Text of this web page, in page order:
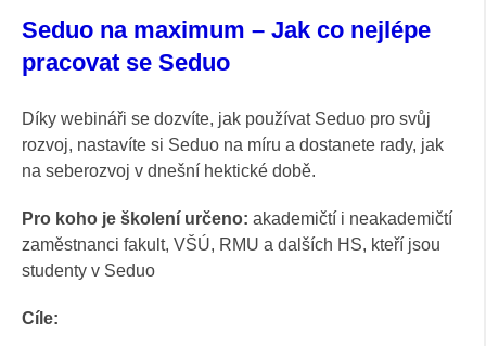
Seduo na maximum – Jak co nejlépe
pracovat se Seduo
Díky webináři se dozvíte, jak používat Seduo pro svůj
rozvoj, nastavíte si Seduo na míru a dostanete rady, jak
na seberozvoj v dnešní hektické době.
Pro koho je školení určeno: akademičtí i neakademičtí
zaměstnanci fakult, VŠÚ, RMU a dalších HS, kteří jsou
studenty v Seduo
Cíle: